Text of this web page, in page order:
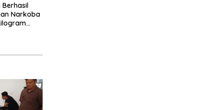
Berhasil
Narkoba